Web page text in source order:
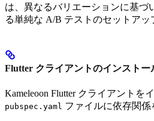
は、異なるバリエーションに基づ
る単純な A/B テストのセットアッ
Flutter クライアントのインストー
Kameleoon Flutter クライアントを
pubspec.yaml ファイルに依存関係